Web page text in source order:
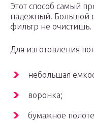
Этот способ самый
надежный. Большой
фильтр не очистишь.
Для изготовления
небольшая
воронка;
бумажное